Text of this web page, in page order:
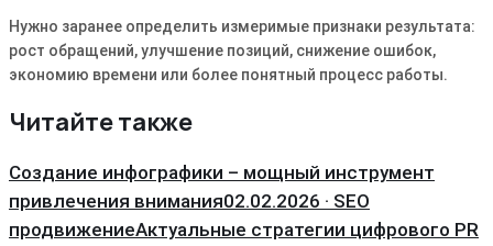
Нужно заранее определить измеримые признаки результата:
рост обращений, улучшение позиций, снижение ошибок,
экономию времени или более понятный процесс работы.
Читайте также
Создание инфографики – мощный инструмент
привлечения внимания02.02.2026 · SEO
продвижениеАктуальные стратегии цифрового PR